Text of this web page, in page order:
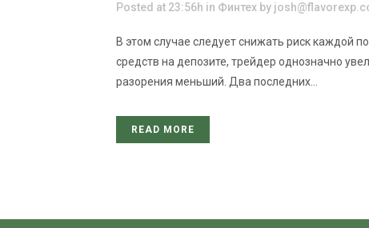
Posted at 23:56h in Финтех by
В этом случае следует снижать риск каждой
средств на депозите, трейдер однозначно
разорения меньший. Два последних...
READ MORE